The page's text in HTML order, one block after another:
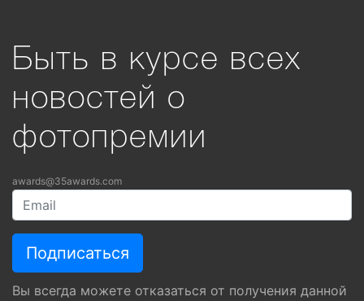
Быть в курсе всех
новостей о
фотопремии
awards@35awards.com
Вы всегда можете отказаться от получения данной